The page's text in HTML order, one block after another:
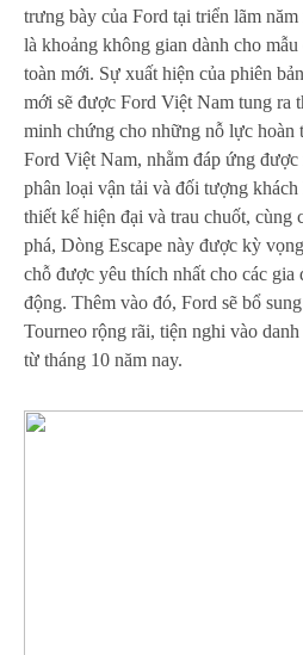
trưng bày của Ford tại triển lãm
là khoảng không gian dành cho
toàn mới. Sự xuất hiện của phiên
mới sẽ được Ford Việt Nam tung ra
minh chứng cho những nỗ lực hoàn
Ford Việt Nam, nhằm đáp ứng được
phân loại vận tải và đối tượng
thiết kế hiện đại và trau chuốt, cùng
phá, Dòng Escape này được kỳ
chỗ được yêu thích nhất cho các gia
động. Thêm vào đó, Ford sẽ bổ
Tourneo rộng rãi, tiện nghi vào
từ tháng 10 năm nay.